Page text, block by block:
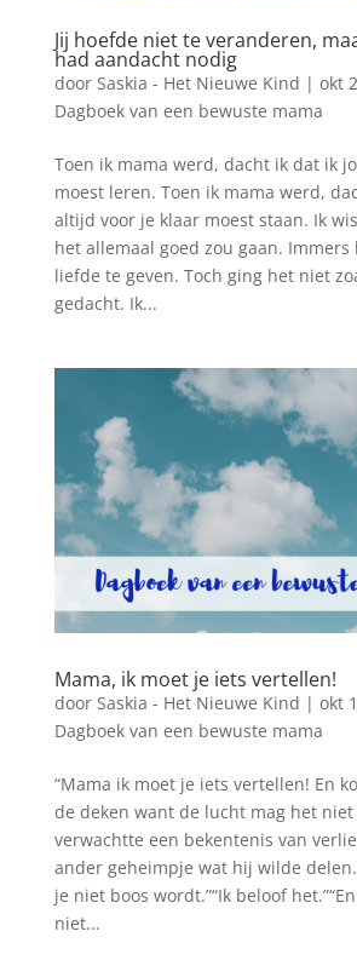
Jij hoefde niet te veranderen,
had aandacht nodig
door Saskia - Het Nieuwe Kind | okt
Dagboek van een bewuste mama
Toen ik mama werd, dacht ik dat ik
moest leren. Toen ik mama werd,
altijd voor je klaar moest staan. Ik
het allemaal goed zou gaan. Immers
liefde te geven. Toch ging het niet
gedacht. Ik...
Mama, ik moet je iets vertellen!
door Saskia - Het Nieuwe Kind | okt
Dagboek van een bewuste mama
“Mama ik moet je iets vertellen! En
de deken want de lucht mag het
verwachtte een bekentenis van
ander geheimpje wat hij wilde
je niet boos wordt.”“Ik beloof
niet...